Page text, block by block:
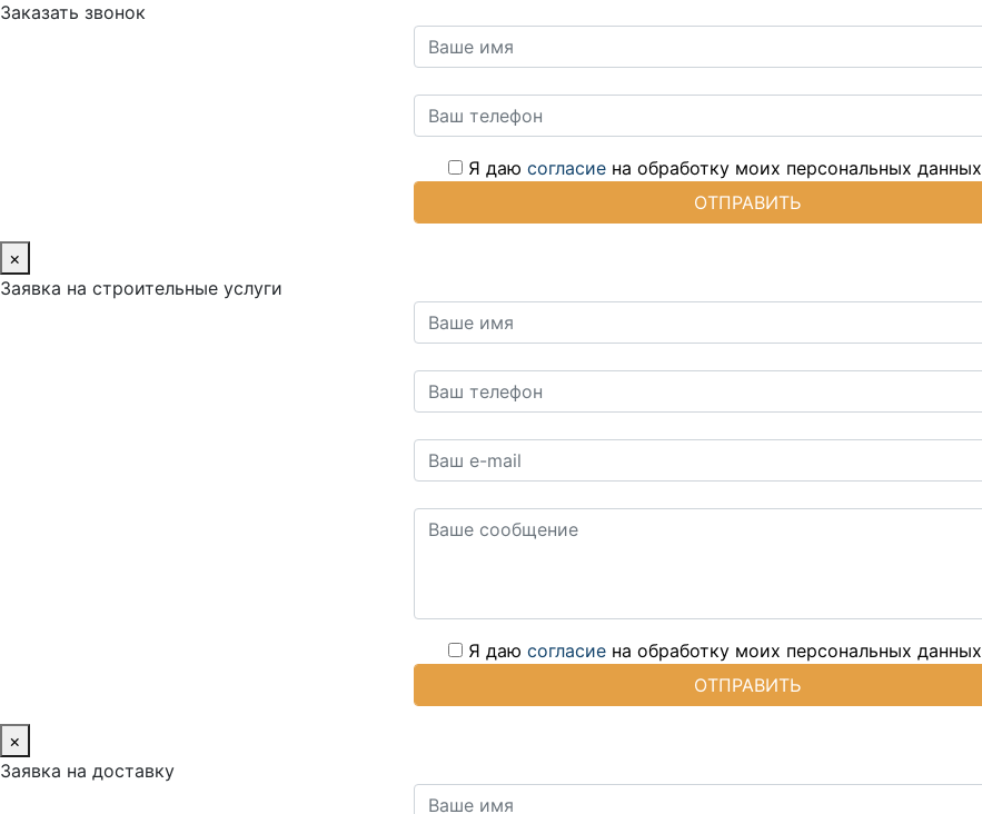
Заказать звонок
Я даю согласие на обработку моих персональных данных
×
Заявка на строительные услуги
Я даю согласие на обработку моих персональных данных
×
Заявка на доставку